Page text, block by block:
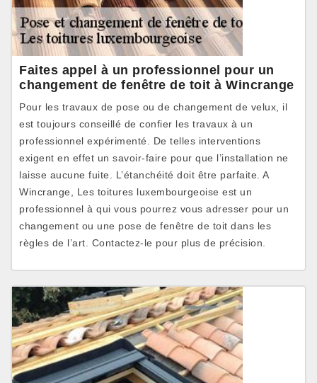
Faites appel à un professionnel pour un
changement de fenêtre de toit à Wincrange
Pour les travaux de pose ou de changement de velux, il
est toujours conseillé de confier les travaux à un
professionnel expérimenté. De telles interventions
exigent en effet un savoir-faire pour que l’installation ne
laisse aucune fuite. L’étanchéité doit être parfaite. A
Wincrange, Les toitures luxembourgeoise est un
professionnel à qui vous pourrez vous adresser pour un
changement ou une pose de fenêtre de toit dans les
règles de l’art. Contactez-le pour plus de précision.